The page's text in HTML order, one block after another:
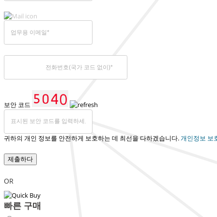
보안 코드
귀하의 개인 정보를 안전하게 보호하는 데 최선을 다하겠습니다. 개인정보 보
제출하다
OR
빠른 구매